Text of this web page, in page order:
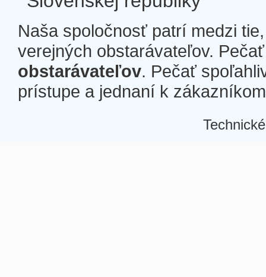
Naša spoločnosť patrí medzi
verejných obstarávateľov.
obstarávateľov. Pečať
prístupe a jednaní k